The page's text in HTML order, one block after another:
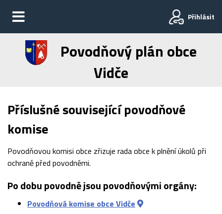
Přihlásit
Povodňový plán obce
Vidče
Příslušné související povodňové
komise
Povodňovou komisi obce zřizuje rada obce k plnění úkolů při
ochraně před povodněmi.
Po dobu povodně jsou povodňovými orgány:
Povodňová komise obce Vidče